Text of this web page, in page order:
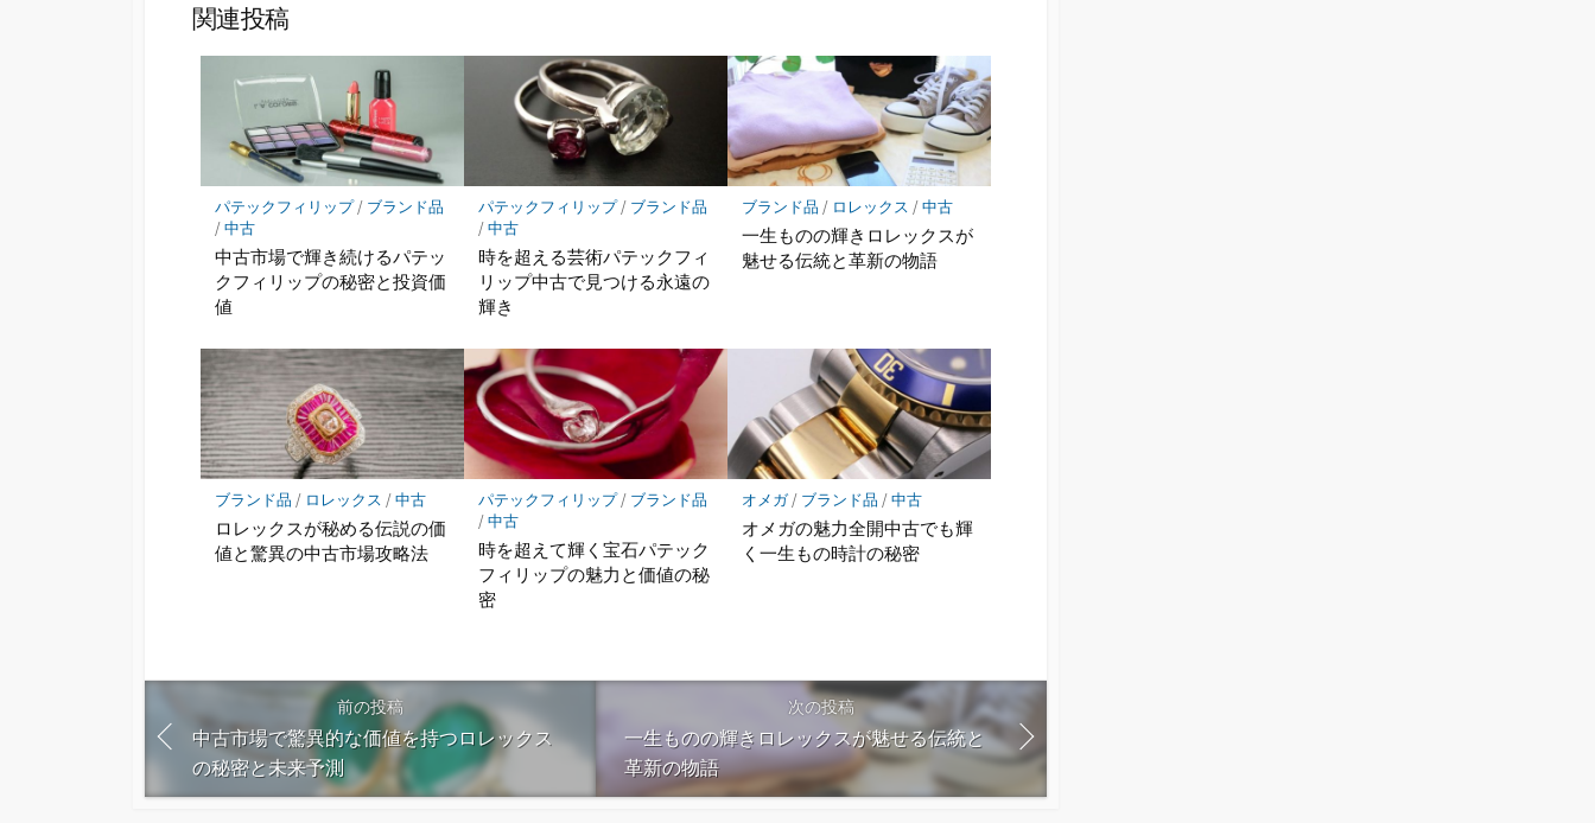
関連投稿
パテックフィリップ/ ブランド品
/中古
中古市場で輝き続けるパテッ
クフィリップの秘密と投資価
値
パテックフィリップ/ ブランド品
/中古
時を超える芸術パテックフィ
リップ中古で見つける永遠の
輝き
ブランド品 / ロレックス /中古
一生ものの輝きロレックスが
魅せる伝統と革新の物語
ブランド品 / ロレックス /中古
ロレックスが秘める伝説の価
値と驚異の中古市場攻略法
パテックフィリップ/ ブランド品
/中古
時を超えて輝く宝石パテック
フィリップの魅力と価値の秘
密
オメガ/ ブランド品 /中古
オメガの魅力全開中古でも輝
く一生もの時計の秘密
前の投稿
中古市場で驚異的な価値を持つロレックス
の秘密と未来予測
次の投稿
一生ものの輝きロレックスが魅せる伝統と
革新の物語